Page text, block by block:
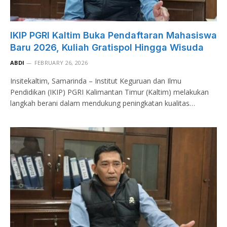
IKIP PGRI Kaltim Buka Pendaftaran Mahasiswa
Baru 2026, Kuliah Gratispol Hingga Wisuda
ABDI FEBRUARY 26, 2026
Insitekaltim, Samarinda – Institut Keguruan dan Ilmu
Pendidikan (IKIP) PGRI Kalimantan Timur (Kaltim) melakukan
langkah berani dalam mendukung peningkatan kualitas…